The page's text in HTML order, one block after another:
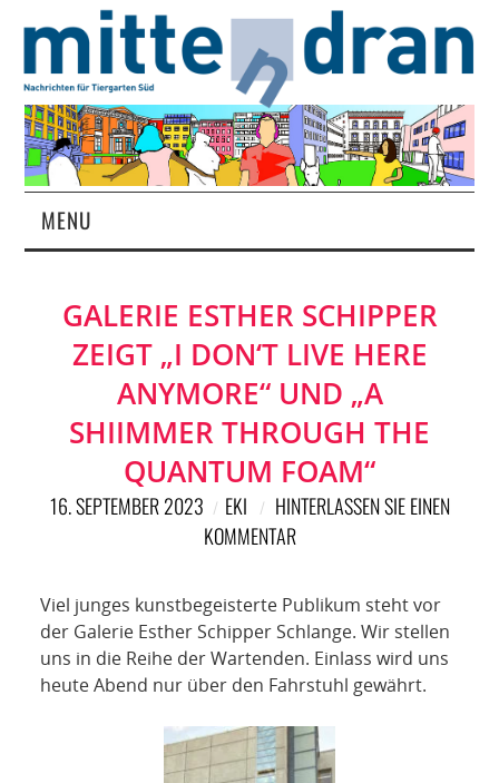
MENU
MAGAZIN
ÜBER UNS
RUBRIKEN
NETZWERK
KONTAKT
GALERIE ESTHER SCHIPPER
ZEIGT „I DON‘T LIVE HERE
ANYMORE“ UND „A
SHIIMMER THROUGH THE
QUANTUM FOAM“
16. SEPTEMBER 2023 EKI
HINTERLASSEN SIE EINEN
KOMMENTAR
Viel junges kunstbegeisterte Publikum steht vor
der Galerie Esther Schipper Schlange. Wir stellen
uns in die Reihe der Wartenden. Einlass wird uns
heute Abend nur über den Fahrstuhl gewährt.